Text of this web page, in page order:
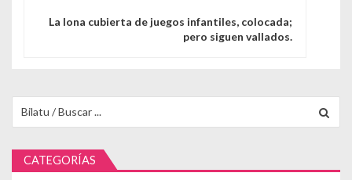
La lona cubierta de juegos infantiles, colocada;
pero siguen vallados.
CATEGORÍAS